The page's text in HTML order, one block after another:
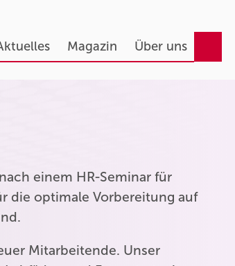
Magazin Über uns
einem HR-Seminar für
die optimale Vorbereitung auf
Mitarbeitende. Unser